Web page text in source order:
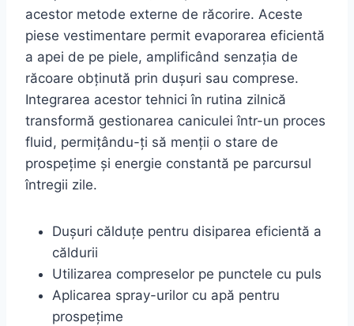
acestor metode externe de răcorire. Aceste
piese vestimentare permit evaporarea eficientă
a apei de pe piele, amplificând senzația de
răcoare obținută prin dușuri sau comprese.
Integrarea acestor tehnici în rutina zilnică
transformă gestionarea caniculei într-un proces
fluid, permițându-ți să menții o stare de
prospețime și energie constantă pe parcursul
întregii zile.
Dușuri călduțe pentru disiparea eficientă a
căldurii
Utilizarea compreselor pe punctele cu puls
Aplicarea spray-urilor cu apă pentru
prospețime